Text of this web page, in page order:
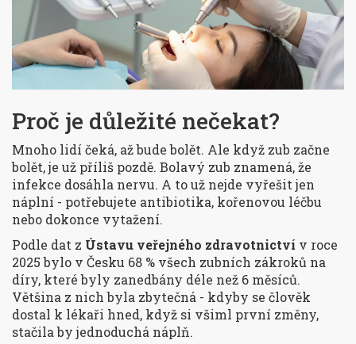
Proč je důležité nečekat?
Mnoho lidí čeká, až bude bolět. Ale když zub začne
bolět, je už příliš pozdě. Bolavý zub znamená, že
infekce dosáhla nervu. A to už nejde vyřešit jen
náplní - potřebujete antibiotika, kořenovou léčbu
nebo dokonce vytažení.
Podle dat z Ústavu veřejného zdravotnictví v roce
2025 bylo v Česku 68 % všech zubních zákroků na
díry, které byly zanedbány déle než 6 měsíců.
Většina z nich byla zbytečná - kdyby se člověk
dostal k lékaři hned, když si všiml první změny,
stačila by jednoduchá náplň.